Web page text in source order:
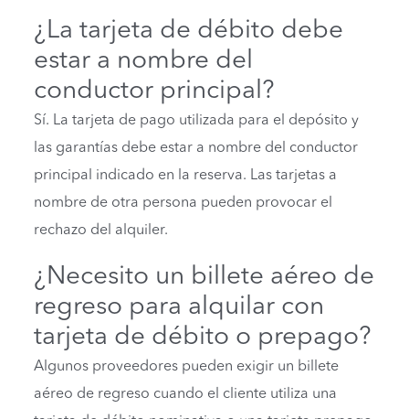
¿La tarjeta de débito debe
estar a nombre del
conductor principal?
Sí. La tarjeta de pago utilizada para el depósito y
las garantías debe estar a nombre del conductor
principal indicado en la reserva. Las tarjetas a
nombre de otra persona pueden provocar el
rechazo del alquiler.
¿Necesito un billete aéreo de
regreso para alquilar con
tarjeta de débito o prepago?
Algunos proveedores pueden exigir un billete
aéreo de regreso cuando el cliente utiliza una